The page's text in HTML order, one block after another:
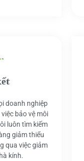
doanh nghiệp
bảo vệ môi
luôn tìm kiếm
giảm thiểu
qua việc giảm
kính.